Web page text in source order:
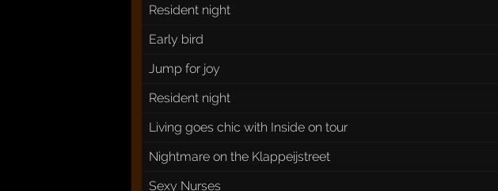
Resident night
Early bird
Jump for joy
Resident night
Living goes chic with Inside on tour
Nightmare on the Klappeijstreet
Sexy Nurses